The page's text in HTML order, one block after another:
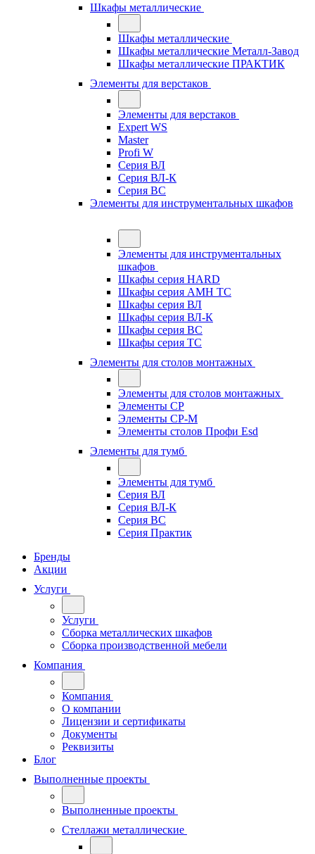
Шкафы металлические
Шкафы металлические
Шкафы металлические Металл-Завод
Шкафы металлические ПРАКТИК
Элементы для верстаков
Элементы для верстаков
Expert WS
Master
Profi W
Серия ВЛ
Серия ВЛ-К
Серия ВС
Элементы для инструментальных шкафов
Элементы для инструментальных
шкафов
Шкафы серия HARD
Шкафы серия АМН ТС
Шкафы серия ВЛ
Шкафы серия ВЛ-К
Шкафы серия ВС
Шкафы серия ТС
Элементы для столов монтажных
Элементы для столов монтажных
Элементы СР
Элементы СР-М
Элементы столов Профи Esd
Элементы для тумб
Элементы для тумб
Серия ВЛ
Серия ВЛ-К
Серия ВС
Серия Практик
Бренды
Акции
Услуги
Услуги
Сборка металлических шкафов
Сборка производственной мебели
Компания
Компания
О компании
Лицензии и сертификаты
Документы
Реквизиты
Блог
Выполненные проекты
Выполненные проекты
Стеллажи металлические